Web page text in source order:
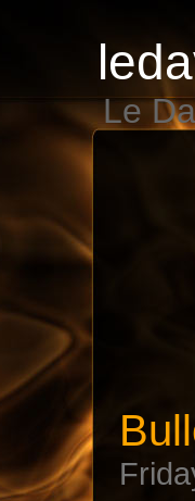
Le